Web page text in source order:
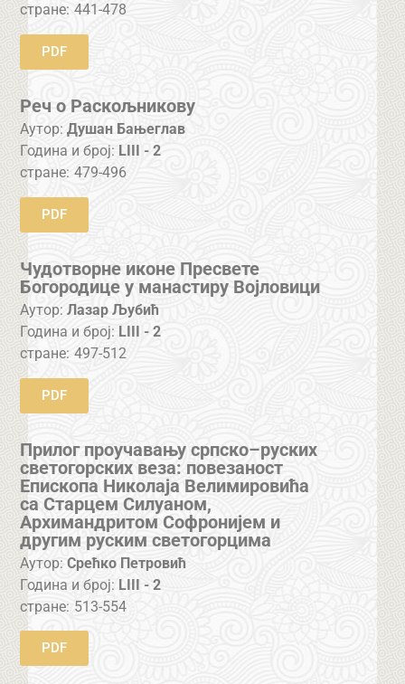
стране: 441-478
PDF
Реч о Раскољникову
Аутор: Душан Бањеглав
Година и број: LIII - 2
стране: 479-496
PDF
Чудотворне иконе Пресвете
Богородице у манастиру Војловици
Аутор: Лазар Љубић
Година и број: LIII - 2
стране: 497-512
PDF
Прилог проучавању српско–руских
светогорских веза: повезаност
Епископа Николаја Велимировића
са Старцем Силуаном,
Архимандритом Софронијем и
другим руским светогорцима
Аутор: Срећко Петровић
Година и број: LIII - 2
стране: 513-554
PDF